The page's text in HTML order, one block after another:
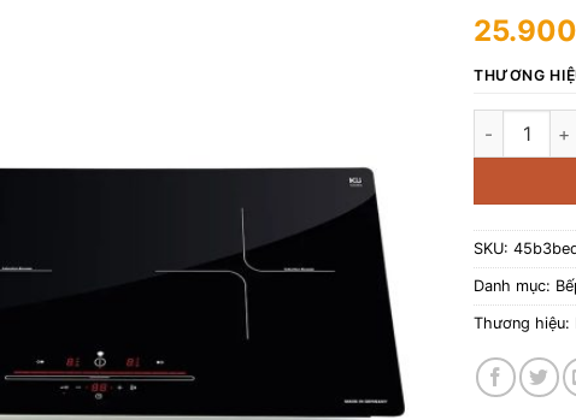
THƯƠNG
Bếp điện từ
SKU:
Danh mục:
Thương hiệu: